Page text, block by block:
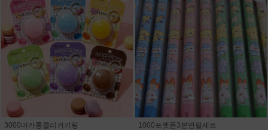
3000마카롱클리커키링
1000포켓몬3본연필세트